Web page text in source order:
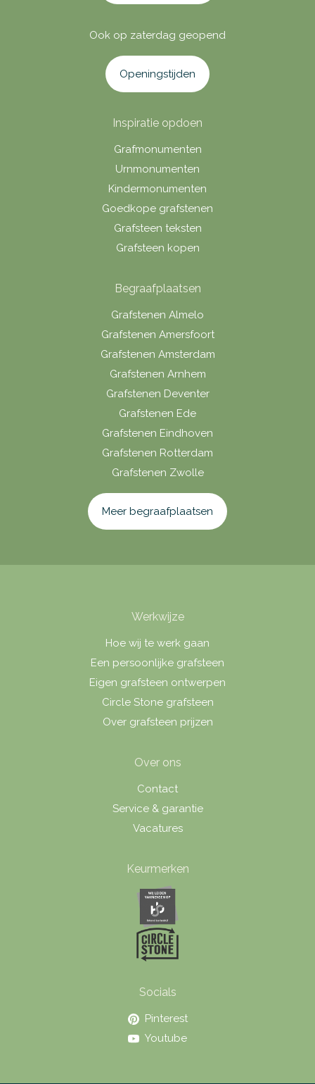
Ook op zaterdag geopend
Openingstijden
Inspiratie opdoen
Grafmonumenten
Urnmonumenten
Kindermonumenten
Goedkope grafstenen
Grafsteen teksten
Grafsteen kopen
Begraafplaatsen
Grafstenen Almelo
Grafstenen Amersfoort
Grafstenen Amsterdam
Grafstenen Arnhem
Grafstenen Deventer
Grafstenen Ede
Grafstenen Eindhoven
Grafstenen Rotterdam
Grafstenen Zwolle
Meer begraafplaatsen
Werkwijze
Hoe wij te werk gaan
Een persoonlijke grafsteen
Eigen grafsteen ontwerpen
Circle Stone grafsteen
Over grafsteen prijzen
Over ons
Contact
Service & garantie
Vacatures
Keurmerken
Socials
Pinterest
Youtube